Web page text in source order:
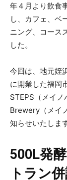
年４月より飲食
し、カフェ、ベ
ニング、コース
した。
今回は、地元姪
に開業した福岡
STEPS（メイ
Brewery（メイ
知らせいたします
500L発
トラン